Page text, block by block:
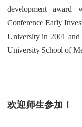
development
Conference Early
University in 2001 and
University School of
欢迎师生参加 ！